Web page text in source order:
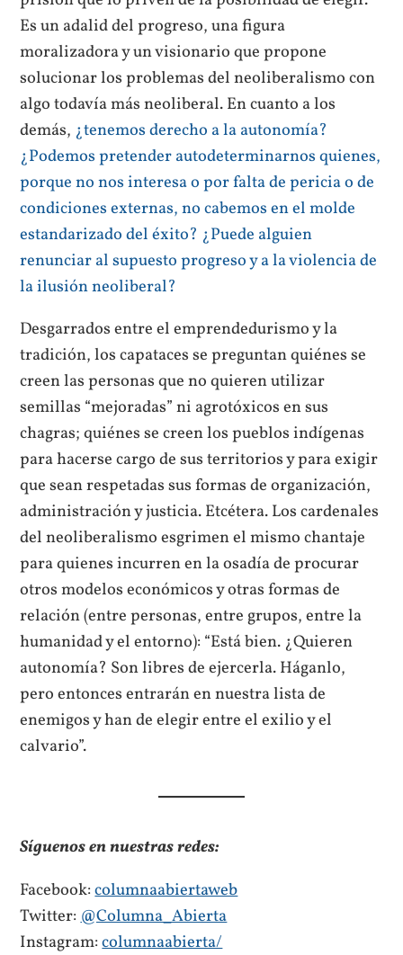
Es un adalid del progreso, una figura
moralizadora y un visionario que propone
solucionar los problemas del neoliberalismo con
algo todavía más neoliberal. En cuanto a los
demás, ¿tenemos derecho a la autonomía?
¿Podemos pretender autodeterminarnos quienes,
porque no nos interesa o por falta de pericia o de
condiciones externas, no cabemos en el molde
estandarizado del éxito? ¿Puede alguien
renunciar al supuesto progreso y a la violencia de
la ilusión neoliberal?
Desgarrados entre el emprendedurismo y la
tradición, los capataces se preguntan quiénes se
creen las personas que no quieren utilizar
semillas “mejoradas” ni agrotóxicos en sus
chagras; quiénes se creen los pueblos indígenas
para hacerse cargo de sus territorios y para exigir
que sean respetadas sus formas de organización,
administración y justicia. Etcétera. Los cardenales
del neoliberalismo esgrimen el mismo chantaje
para quienes incurren en la osadía de procurar
otros modelos económicos y otras formas de
relación (entre personas, entre grupos, entre la
humanidad y el entorno): “Está bien. ¿Quieren
autonomía? Son libres de ejercerla. Háganlo,
pero entonces entrarán en nuestra lista de
enemigos y han de elegir entre el exilio y el
calvario”.
Síguenos en nuestras redes:
Facebook:columnaabiertaweb
Twitter:@Columna_Abierta
Instagram:columnaabierta/